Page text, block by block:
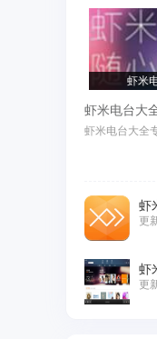
虾米
虾米电台大
虾米电台大全
虾
更
虾
更